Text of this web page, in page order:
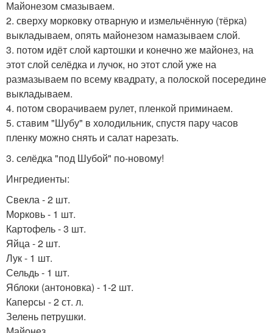
Майонезом смазываем.
2. сверху морковку отварную и измельчённую (тёрка)
выкладываем, опять майонезом намазываем слой.
3. потом идёт слой картошки и конечно же майонез, на
этот слой селёдка и лучок, но этот слой уже на
размазываем по всему квадрату, а полоской посередине
выкладываем.
4. потом сворачиваем рулет, пленкой приминаем.
5. ставим "Шубу" в холодильник, спустя пару часов
пленку можно снять и салат нарезать.
3. селёдка "под Шубой" по-новому!
Ингредиенты:
Свекла - 2 шт.
Морковь - 1 шт.
Картофель - 3 шт.
Яйца - 2 шт.
Лук - 1 шт.
Сельдь - 1 шт.
Яблоки (антоновка) - 1-2 шт.
Каперсы - 2 ст. л.
Зелень петрушки.